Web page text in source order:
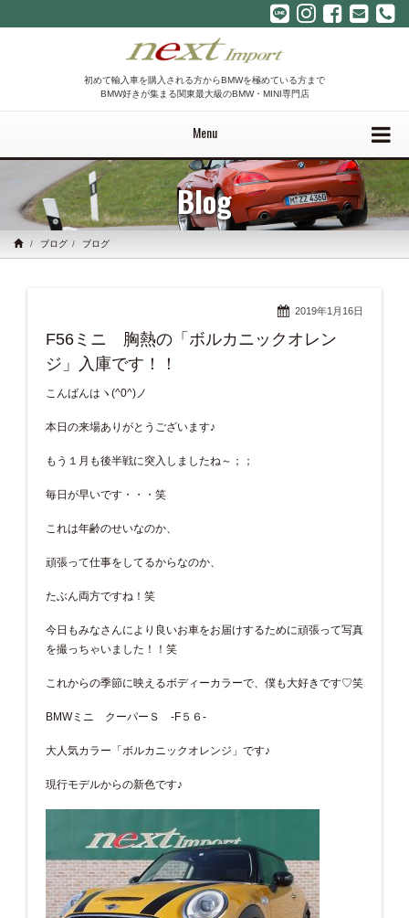
初めて輸入車を購入される方からBMWを極めている方まで
BMW好きが集まる関東最大級のBMW・MINI専門店
Menu
Blog
ブログ ブログ
2019年1月16日
F56ミニ 胸熱の「ボルカニックオレン
ジ」入庫です！！
こんばんはヽ(^0^)ノ
本日の来場ありがとうございます♪
もう１月も後半戦に突入しましたね～；；
毎日が早いです・・・笑
これは年齢のせいなのか、
頑張って仕事をしてるからなのか、
たぶん両方ですね！笑
今日もみなさんにより良いお車をお届けするために頑張って写真
を撮っちゃいました！！笑
これからの季節に映えるボディーカラーで、僕も大好きです♡笑
BMWミニ クーパーＳ -F５６-
大人気カラー「ボルカニックオレンジ」です♪
現行モデルからの新色です♪